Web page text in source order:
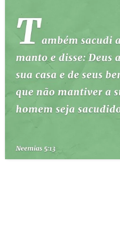
ESBOÇOS DE PREGAÇÃO
TEMAS
PERGUNTE À BÍBLIA IA
TERMO BÍBLICO
LOJA BÍBLIAON